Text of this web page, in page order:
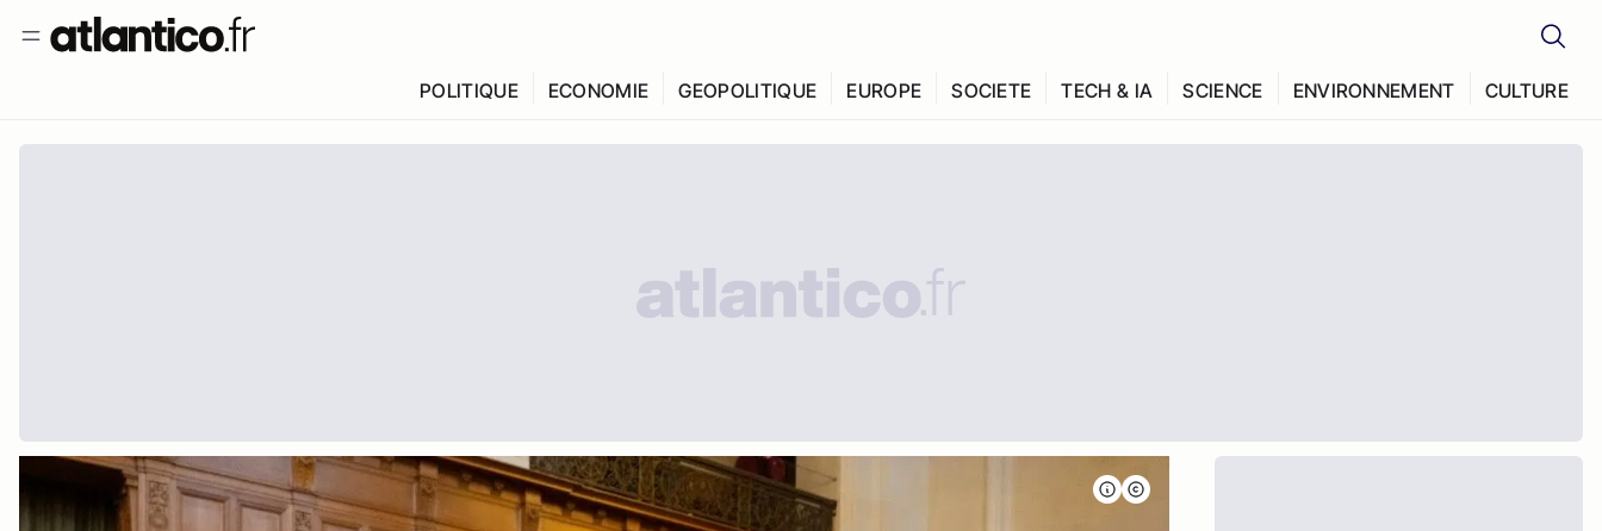
POLITIQUE ECONOMIE GEOPOLITIQUE EUROPE SOCIETE TECH & IA SCIENCE ENVIRONNEMENT CULTURE